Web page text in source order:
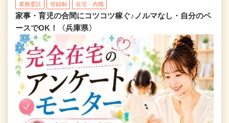
業務委託 登録制 在宅・内職
家事・育児の合間にコツコツ稼ぐ♪ノルマなし・自分のペ
ースでOK！〈兵庫県〉